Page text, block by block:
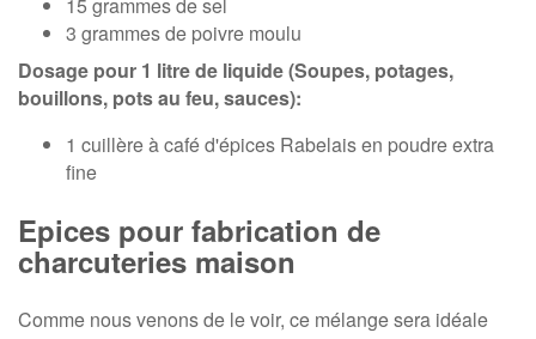
3 grammes de poivre moulu
Dosage pour 1 litre de liquide (Soupes, potages,
bouillons, pots au feu, sauces):
1 cuillère à café d'épices Rabelais en poudre extra
fine
Epices pour fabrication de
charcuteries maison
Comme nous venons de le voir, ce mélange sera idéale